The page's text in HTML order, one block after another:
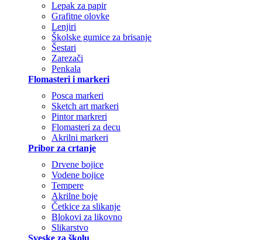
Lepak za papir
Grafitne olovke
Lenjiri
Školske gumice za brisanje
Šestari
Zarezači
Penkala
Flomasteri i markeri
Posca markeri
Sketch art markeri
Pintor markreri
Flomasteri za decu
Akrilni markeri
Pribor za crtanje
Drvene bojice
Vodene bojice
Tempere
Akrilne boje
Četkice za slikanje
Blokovi za likovno
Slikarstvo
Sveske za školu